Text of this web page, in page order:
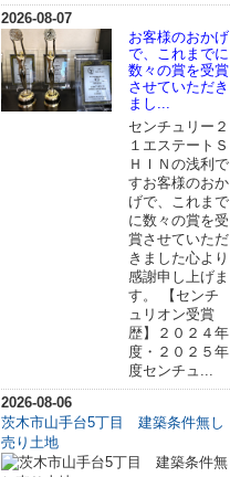
2026-08-07
お客様のおかげ
で、これまでに
数々の賞を受賞
させていただき
まし...
センチュリー２
１エステートＳ
ＨＩＮの浅利で
すお客様のおか
げで、これまで
に数々の賞を受
賞させていただ
きました心より
感謝申し上げま
す。 【センチ
ュリオン受賞
歴】２０２４年
度・２０２５年
度センチュ...
2026-08-06
茨木市山手台5丁目 建築条件無し
売り土地